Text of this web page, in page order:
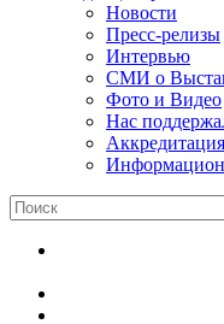
Новости
Пресс-релизы
Интервью
СМИ о
Фото и Видео
Нас